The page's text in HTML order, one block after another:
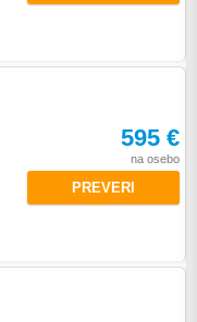
595 €
na osebo
PREVERI